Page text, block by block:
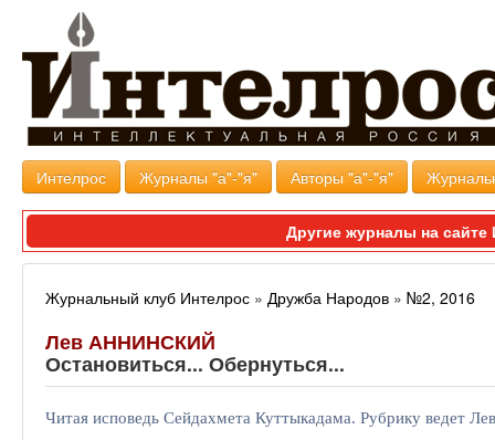
Интелрос Журналы "а"-"я" Авторы "а"-"я"
Другие журналы на
Журнальный клуб Интелрос » Дружба Народов » №2, 2016
Лев АННИНСКИЙ
Остановиться... Обернуться...
Читая исповедь Сейдахмета Куттыкадама. Рубрику